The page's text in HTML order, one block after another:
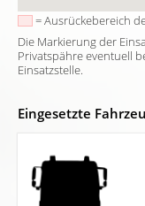
= Ausrückebereich
Die Markierung der
Privatspähre eventuell
Einsatzstelle.
Eingesetzte